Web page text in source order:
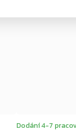
Dodání 4-7